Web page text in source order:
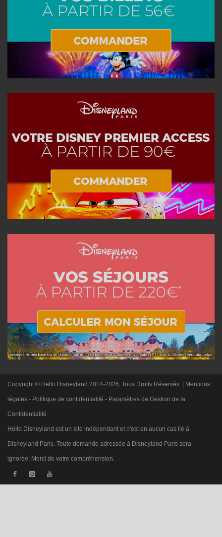
Copyright © Hello Disneyland 2014-2026, Tous Droits Réservés. | Mentions
légales - Politique de confidentialité - Paramètres de Gestion de la
Confidentialité
Hello Disneyland est un site indépendant et n'est en aucun cas lié à
Disneyland Paris. Toute demande adressée à Disneyland Paris sera
ignorée. Merci de votre compréhension.